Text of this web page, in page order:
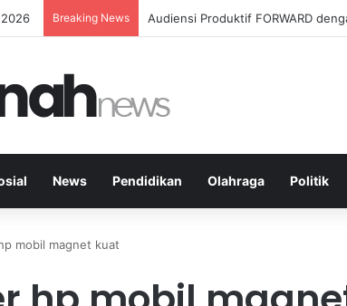
Breaking News Diet Fleksibel Membangun
News Pendidikan Olahraga Politik
mobil magnet kuat